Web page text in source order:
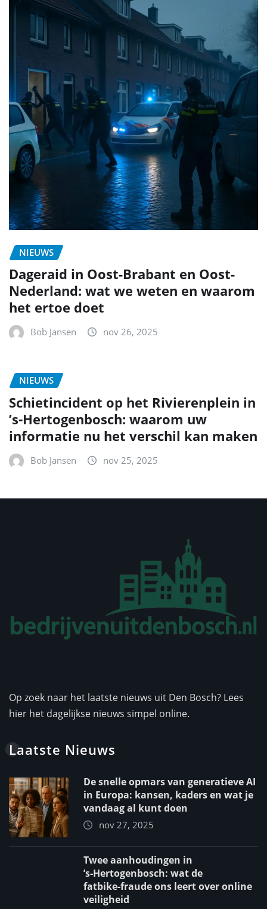
NIEUWS
Dageraid in Oost-Brabant en Oost-
Nederland: wat we weten en waarom
het ertoe doet
Bob Jansen nov 26, 2025
NIEUWS
Schietincident op het Rivierenplein in
’s‑Hertogenbosch: waarom uw
informatie nu het verschil kan maken
Bob Jansen nov 25, 2025
Op zoek naar het laatste nieuws uit Den Bosch? Lees
hier het dagelijkse nieuws simpel online.
Laatste Nieuws
De snelle opmars van generatieve AI
in Europa: kansen, kaders en wat je
vandaag al kunt doen
nov 27, 2025
Twee aanhoudingen in
’s‑Hertogenbosch: wat de
fatbike‑fraude ons leert over online
veiligheid